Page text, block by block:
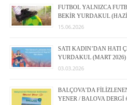
FUTBOL YALNIZCA
BEKİR YURDAKUL
15.06.2026
SATI KADIN’DAN HATI
YURDAKUL (MART 2026)
03.03.2026
BALÇOVA’DA
YENER / BALOVA DERGİ